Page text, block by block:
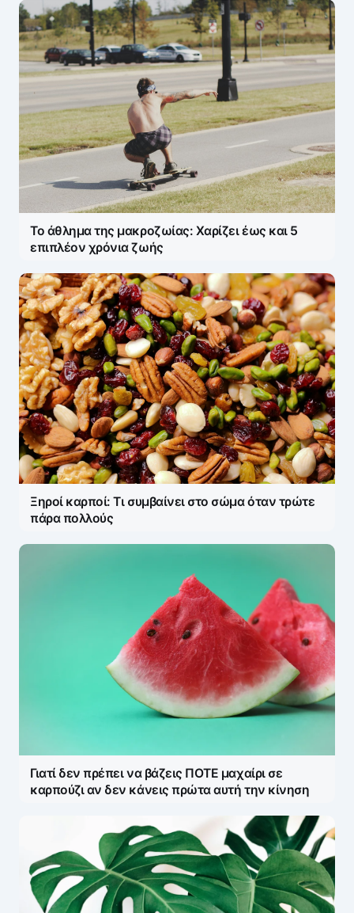
Πάρτε μέρος στη συζήτηση — το σχόλιό σας
ελέγχεται άμεσα από AI (Ελληνικά & Αγγλικά).
ΠΡΟΣΤΑΣΊΑ AI
Η ηλ. διεύθυνση σας δεν δημοσιεύεται. Τα
υποχρεωτικά πεδία σημειώνονται με
Message*
Name*
E-mail*
Save my name and e-mail in this browser for the
next time I comment.
Το άθλημα της μακροζωίας: Χαρίζει έως και 5
επιπλέον χρόνια ζωής
Ξηροί καρποί: Τι συμβαίνει στο σώμα όταν τρώτε
πάρα πολλούς
Γιατί δεν πρέπει να βάζεις ΠΟΤΕ μαχαίρι σε
καρπούζι αν δεν κάνεις πρώτα αυτή την κίνηση